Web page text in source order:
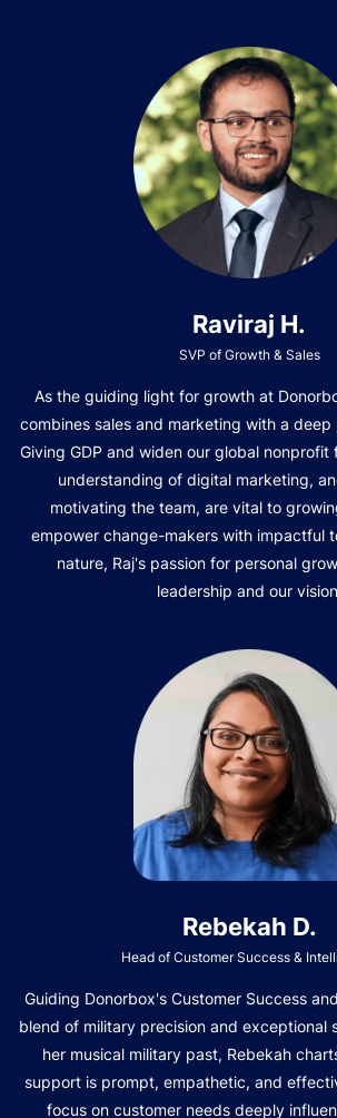
Raviraj H.
SVP of Growth & Sales
As the guiding light for growth at
combines sales and marketing with a
Giving GDP and widen our global nonprofit
understanding of digital marketing,
motivating the team, are vital to
empower change-makers with impactful
nature, Raj's passion for personal
leadership and our
Rebekah D.
Head of Customer Success &
Guiding Donorbox's Customer Success
blend of military precision and exceptional
her musical military past, Rebekah
support is prompt, empathetic, and
focus on customer needs deeply